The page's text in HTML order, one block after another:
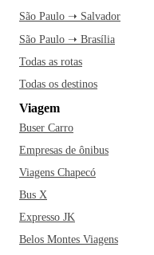
São Paulo ➝ Salvador
São Paulo ➝ Brasília
Todas as rotas
Todas os destinos
Viagem
Buser Carro
Empresas de ônibus
Viagens Chapecó
Bus X
Expresso JK
Belos Montes Viagens